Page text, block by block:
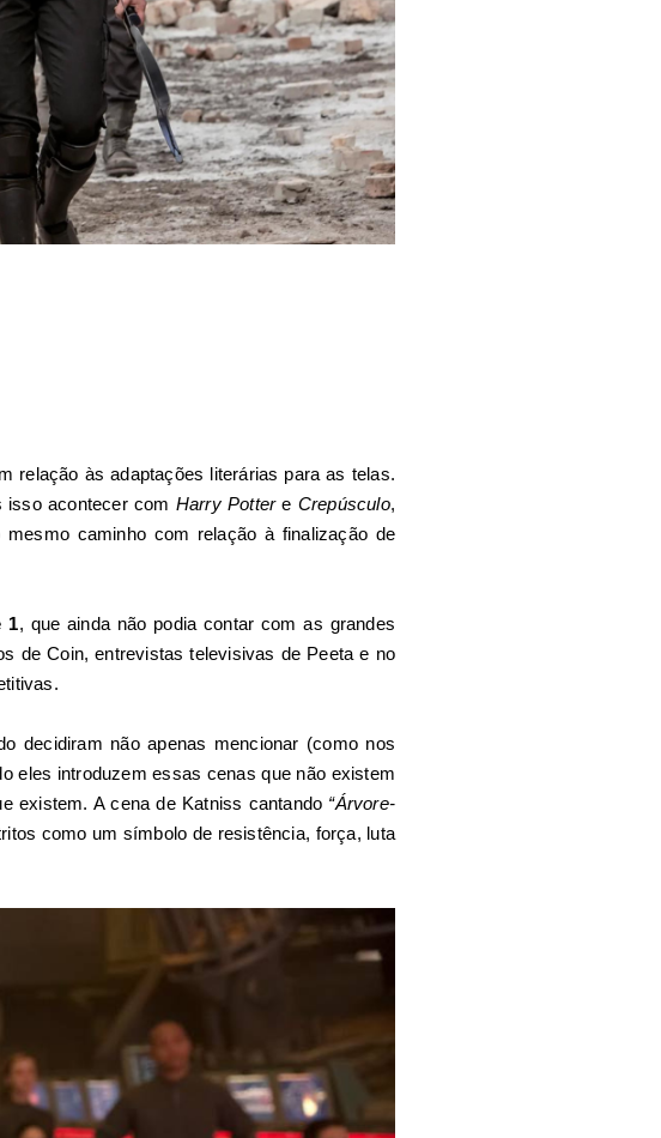
relação às adaptações literárias para as telas.
isso acontecer com Harry Pottere Crepúsculo,
caminho com relação à finalização de
1, que ainda não podia contar com as grandes
de Coin, entrevistas televisivas de Peeta e no
decidiram não apenas mencionar (como nos
eles introduzem essas cenas que não existem
existem. A cena de Katniss cantando “Árvore-
como um símbolo de resistência, força, luta